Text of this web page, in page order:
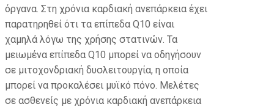
όργανα. Στη χρόνια καρδιακή ανεπάρκεια έχει
παρατηρηθεί ότι τα επίπεδα Q10 είναι
χαμηλά λόγω της χρήσης στατινών. Τα
μειωμένα επίπεδα Q10 μπορεί να οδηγήσουν
σε μιτοχονδριακή δυσλειτουργία, η οποία
μπορεί να προκαλέσει μυϊκό πόνο. Μελέτες
σε ασθενείς με χρόνια καρδιακή ανεπάρκεια